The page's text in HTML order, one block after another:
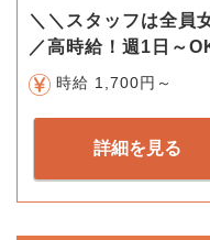
＼＼スタッフは全員
／高時給！週1日～
時給 1,700円～
詳細を見る